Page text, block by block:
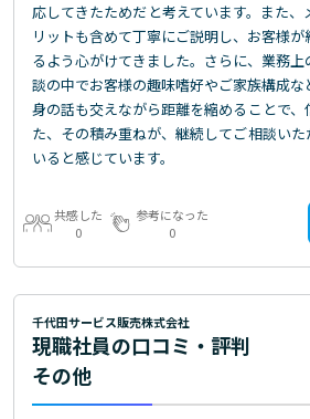
応してきたためだと考えています。また
リットも含めて丁寧にご説明し、お客様
るよう心がけてきました。さらに、業務
談の中でお客様の趣味嗜好やご家族構成
身の話も交えながら距離を縮めることで
た、その積み重ねが、継続してご相談い
いると感じています。
共感した
0
参考になった
0
千代田サービス販売株式会社
現職社員の口コミ・評判
その他